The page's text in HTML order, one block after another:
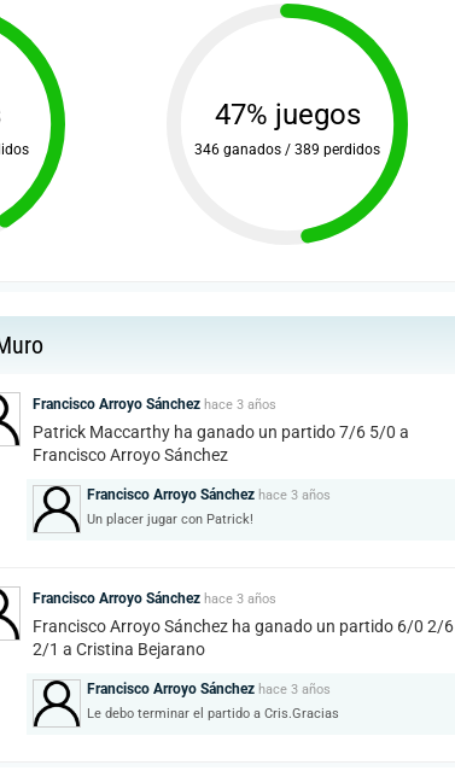
47% juegos
346 ganados / 389 perdidos
Francisco Arroyo Sánchez hace 3 años
Patrick Maccarthy ha ganado un partido 7/6 5/0 a
Francisco Arroyo Sánchez
Francisco Arroyo Sánchez hace 3 años
Un placer jugar con Patrick!
Francisco Arroyo Sánchez hace 3 años
Francisco Arroyo Sánchez ha ganado un partido 6/0 2/6
2/1 a Cristina Bejarano
Francisco Arroyo Sánchez hace 3 años
Le debo terminar el partido a Cris.Gracias